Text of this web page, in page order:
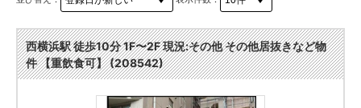
西横浜駅 徒歩10分 1F〜2F 現況:その他 その他居抜きなど物
件 【重飲食可】 (208542)